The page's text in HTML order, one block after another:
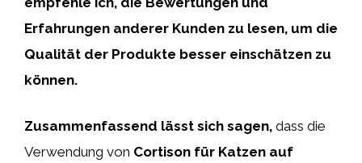
Erfahrungen anderer Kunden zu lesen, um die
Qualität der Produkte besser einschätzen zu
können.
Zusammenfassend lässt sich sagen, dass die
Verwendung von Cortison für Katzen auf